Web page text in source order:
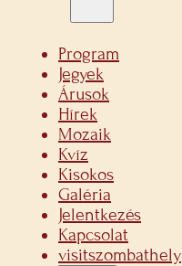
Program
Jegyek
Árusok
Hírek
Mozaik
Kvíz
Kisokos
Galéria
Jelentkezés
Kapcsolat
visitszombathely